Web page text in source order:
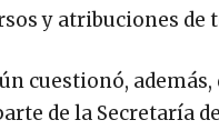
y atribuciones de
cuestionó,
de la Secretaría